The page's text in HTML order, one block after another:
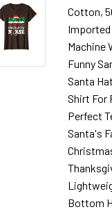
Cotton,
Imported
Machine
Funny
Santa
Shirt For
Perfect
Santa's
Bottom